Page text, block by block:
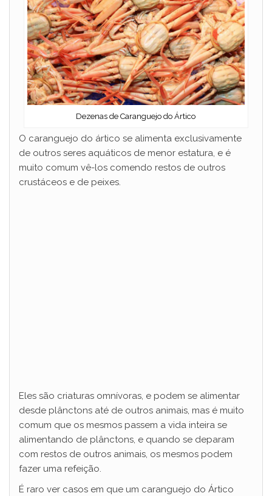
Dezenas de Caranguejo do Ártico
O caranguejo do ártico se alimenta exclusivamente
de outros seres aquáticos de menor estatura, e é
muito comum vê-los comendo restos de outros
crustáceos e de peixes.
Eles são criaturas omnívoras, e podem se alimentar
desde plânctons até de outros animais, mas é muito
comum que os mesmos passem a vida inteira se
alimentando de plânctons, e quando se deparam
com restos de outros animais, os mesmos podem
fazer uma refeição.
É raro ver casos em que um caranguejo do Ártico